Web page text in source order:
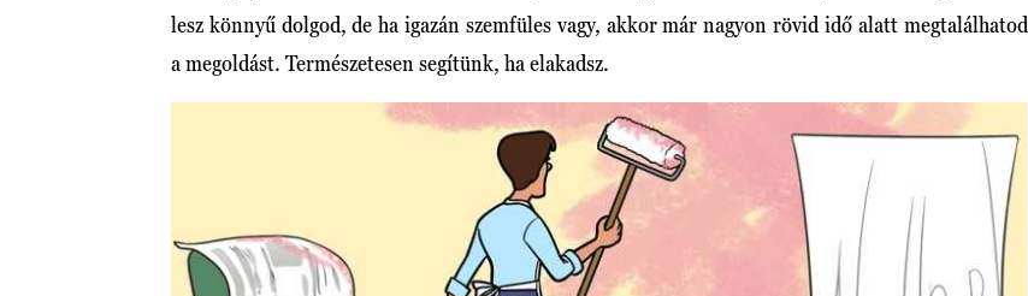
lesz könnyű dolgod, de ha igazán szemfüles vagy, akkor már nagyon rövid idő alatt megtalálhatod
a megoldást. Természetesen segítünk, ha elakadsz.